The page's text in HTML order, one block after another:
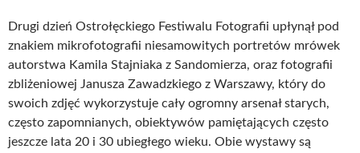
Drugi dzień Ostrołęckiego Festiwalu Fotografii upłynął pod
znakiem mikrofotografii niesamowitych portretów mrówek
autorstwa Kamila Stajniaka z Sandomierza, oraz fotografii
zbliżeniowej Janusza Zawadzkiego z Warszawy, który do
swoich zdjęć wykorzystuje cały ogromny arsenał starych,
często zapomnianych, obiektywów pamiętających często
jeszcze lata 20 i 30 ubiegłego wieku. Obie wystawy są